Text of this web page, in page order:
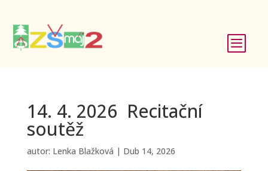
b
14. 4. 2026 Recitační
soutěž
autor: Lenka Blažková | Dub 14, 2026